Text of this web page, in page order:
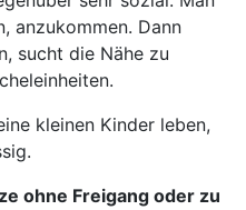
anzukommen. Dann
sucht die Nähe zu
kleinen Kinder leben,
ohne Freigang oder zu